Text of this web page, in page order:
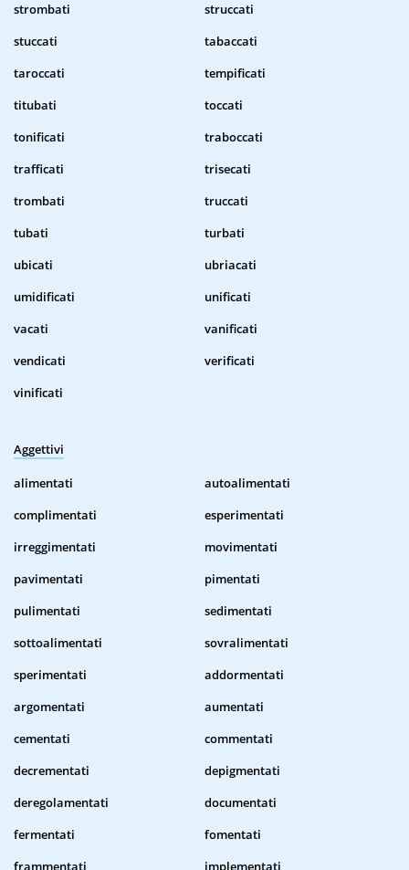
strombati
struccati
stuccati
tabaccati
taroccati
tempificati
titubati
toccati
tonificati
traboccati
trafficati
trisecati
trombati
truccati
tubati
turbati
ubicati
ubriacati
umidificati
unificati
vacati
vanificati
vendicati
verificati
vinificati
Aggettivi
alimentati
autoalimentati
complimentati
esperimentati
irreggimentati
movimentati
pavimentati
pimentati
pulimentati
sedimentati
sottoalimentati
sovralimentati
sperimentati
addormentati
argomentati
aumentati
cementati
commentati
decrementati
depigmentati
deregolamentati
documentati
fermentati
fomentati
frammentati
implementati